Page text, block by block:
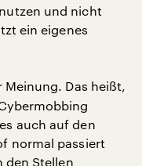
und nicht
ein eigenes
Meinung. Das heißt,
auch auf den
normal passiert
den Stellen